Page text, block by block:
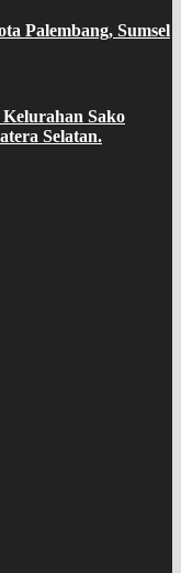
Palembang, Sumsel
Sako
Selatan.